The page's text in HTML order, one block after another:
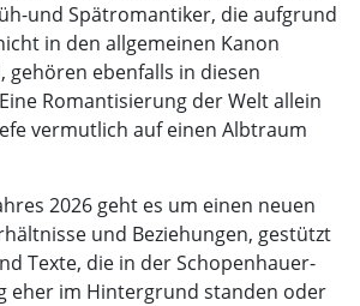
und Spätromantiker, die aufgrund
in den allgemeinen Kanon
gehören ebenfalls in diesen
Romantisierung der Welt allein
vermutlich auf einen Albtraum
2026 geht es um einen neuen
und Beziehungen, gestützt
Texte, die in der Schopenhauer-
eher im Hintergrund standen oder